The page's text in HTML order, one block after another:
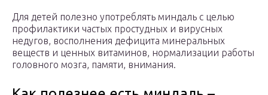
Для детей полезно употреблять миндаль с целью
профилактики частых простудных и вирусных
недугов, восполнения дефицита минеральных
веществ и ценных витаминов, нормализации работы
головного мозга, памяти, внимания.